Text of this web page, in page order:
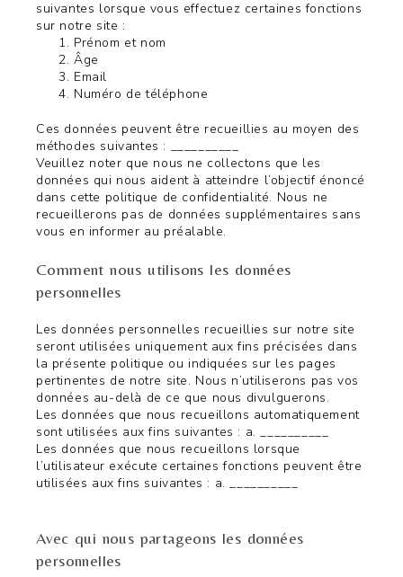
suivantes lorsque vous effectuez certaines fonctions
sur notre site :
Prénom et nom
Âge
Email
Numéro de téléphone
Ces données peuvent être recueillies au moyen des
méthodes suivantes : __________
Veuillez noter que nous ne collectons que les
données qui nous aident à atteindre l’objectif énoncé
dans cette politique de confidentialité. Nous ne
recueillerons pas de données supplémentaires sans
vous en informer au préalable.
Comment nous utilisons les données
personnelles
Les données personnelles recueillies sur notre site
seront utilisées uniquement aux fins précisées dans
la présente politique ou indiquées sur les pages
pertinentes de notre site. Nous n’utiliserons pas vos
données au-delà de ce que nous divulguerons.
Les données que nous recueillons automatiquement
sont utilisées aux fins suivantes : a. __________
Les données que nous recueillons lorsque
l’utilisateur exécute certaines fonctions peuvent être
utilisées aux fins suivantes : a. __________
Avec qui nous partageons les données
personnelles